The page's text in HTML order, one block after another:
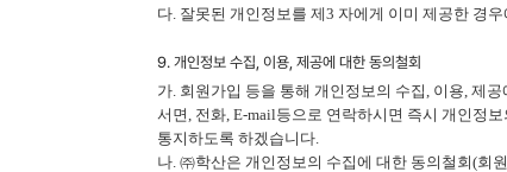
다. 잘못된 개인정보를 제3 자에게 이미 제공한 경
9. 개인정보 수집, 이용, 제공에 대한 동의철회
가. 회원가입 등을 통해 개인정보의 수집, 이용, 제공
서면, 전화, E-mail등으로 연락하시면 즉시 개인정
통지하도록 하겠습니다.
나. ㈜학산은 개인정보의 수집에 대한 동의철회(회